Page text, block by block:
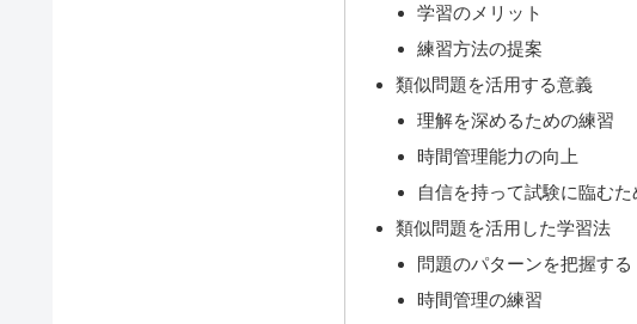
学習のメリット
練習方法の提案
類似問題を活用する意義
理解を深めるための練習
時間管理能力の向上
自信を持って試験に臨むた
類似問題を活用した学習法
問題のパターンを把握する
時間管理の練習